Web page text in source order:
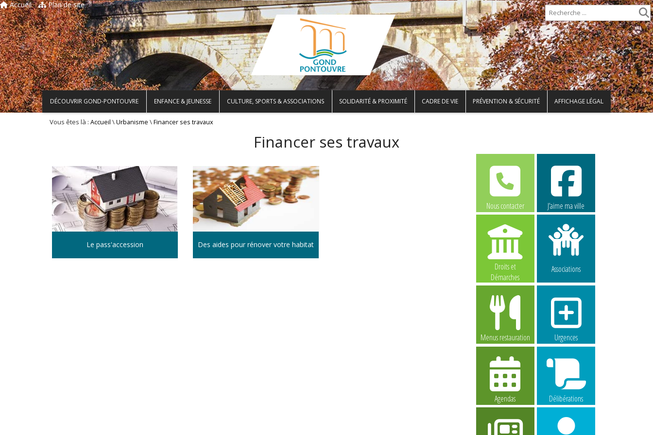
Accueil Plan de site
DÉCOUVRIR GOND-PONTOUVRE ENFANCE & JEUNESSE CULTURE, SPORTS & ASSOCIATIONS SOLIDARITÉ & PROXIMITÉ CADRE DE VIE PRÉVENTION & SÉCURITÉ AFFICHAGE LÉGAL
Vous êtes là : Accueil \Urbanisme \Financer ses travaux
Financer ses travaux
Le pass'accession Des aides pour rénover votre habitat
Nous contacter J’aime ma ville
Droits et
Démarches
Associations
Menus restauration Urgences
Agendas Délibérations